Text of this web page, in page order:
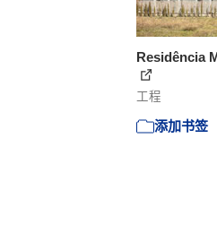
Residência
工程
添加书签